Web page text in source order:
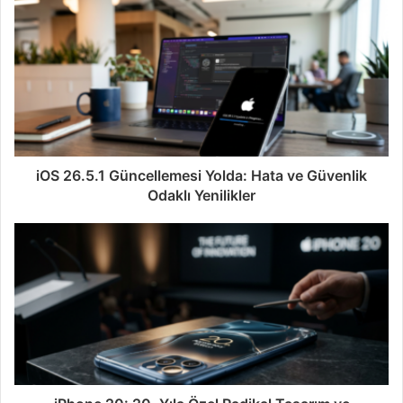
iOS 26.5.1 Güncellemesi Yolda: Hata ve Güvenlik
Odaklı Yenilikler